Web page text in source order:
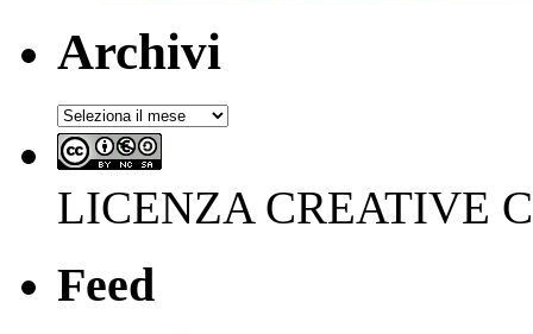
Archivi
Archivi
LICENZA CREATIVE
Feed